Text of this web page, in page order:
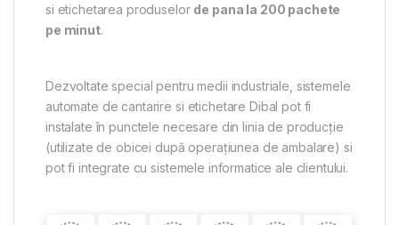
si etichetarea produselor de pana la 200 pachete
pe minut.
Dezvoltate special pentru medii industriale, sistemele
automate de cantarire si etichetare Dibal pot fi
instalate în punctele necesare din linia de producție
(utilizate de obicei după operațiunea de ambalare) si
pot fi integrate cu sistemele informatice ale clientului.